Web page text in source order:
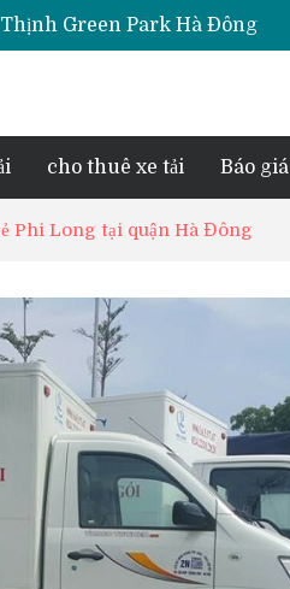
Green Park Hà Đông
Kiara Hà Đông
Lake View
Tố Hữu
cho thuê xe tải Báo giá
Phi Long tại quận Hà Đông